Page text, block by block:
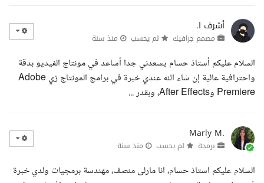
أشرف ا.
مصمم جرافيك لم يحسب منذ سنة
السلام عليكم أستاذ حسام يسعدني جدا أساعد في مونتاج الفيديو بدقة
واحترافية عالية إن شاء الله عندي خبرة في برامج المونتاج زي Adobe
Premiere وAfter Effects، وبقدر ...
Marly M.
برمجة لم يحسب منذ سنة
السلام عليكم استاذ حسام، انا مارلى منصف، مهندسة برمجيات ولدي خبرة